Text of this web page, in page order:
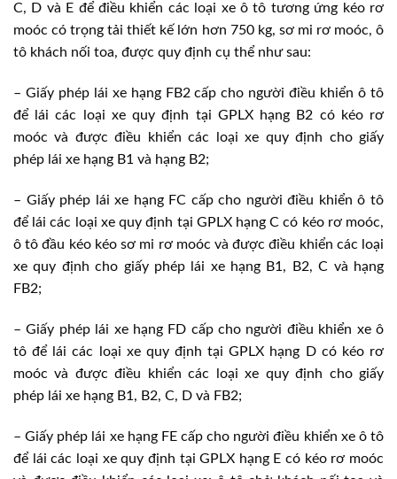
C, D và E để điều khiển các loại xe ô tô tương ứng kéo rơ
moóc có trọng tải thiết kế lớn hơn 750 kg, sơ mi rơ moóc, ô
tô khách nối toa, được quy định cụ thể như sau:
– Giấy phép lái xe hạng FB2 cấp cho người điều khiển ô tô
để lái các loại xe quy định tại GPLX hạng B2 có kéo rơ
moóc và được điều khiển các loại xe quy định cho giấy
phép lái xe hạng B1 và hạng B2;
– Giấy phép lái xe hạng FC cấp cho người điều khiển ô tô
để lái các loại xe quy định tại GPLX hạng C có kéo rơ moóc,
ô tô đầu kéo kéo sơ mi rơ moóc và được điều khiển các loại
xe quy định cho giấy phép lái xe hạng B1, B2, C và hạng
FB2;
– Giấy phép lái xe hạng FD cấp cho người điều khiển xe ô
tô để lái các loại xe quy định tại GPLX hạng D có kéo rơ
moóc và được điều khiển các loại xe quy định cho giấy
phép lái xe hạng B1, B2, C, D và FB2;
– Giấy phép lái xe hạng FE cấp cho người điều khiển xe ô tô
để lái các loại xe quy định tại GPLX hạng E có kéo rơ moóc